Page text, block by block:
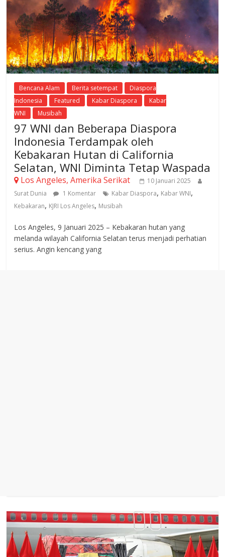
Bencana Alam Berita setempat
Diaspora
Indonesia
Featured Kabar Diaspora
Kabar
WNI
Musibah
97 WNI dan Beberapa Diaspora
Indonesia Terdampak oleh
Kebakaran Hutan di California
Selatan, WNI Diminta Tetap Waspada
Los Angeles, Amerika Serikat
10 Januari 2025
Surat Dunia
1 Komentar Kabar Diaspora, Kabar WNI,
Kebakaran, KJRI Los Angeles, Musibah
Los Angeles, 9 Januari 2025 – Kebakaran hutan yang
melanda wilayah California Selatan terus menjadi perhatian
serius. Angin kencang yang